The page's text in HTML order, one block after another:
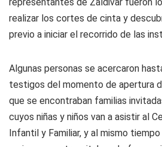
realizar los cortes de cinta y
previo a iniciar el recorrido de las
Algunas personas se acercaron
testigos del momento de apertura
que se encontraban familias
cuyos niñas y niños van a asistir al
Infantil y Familiar, y al mismo